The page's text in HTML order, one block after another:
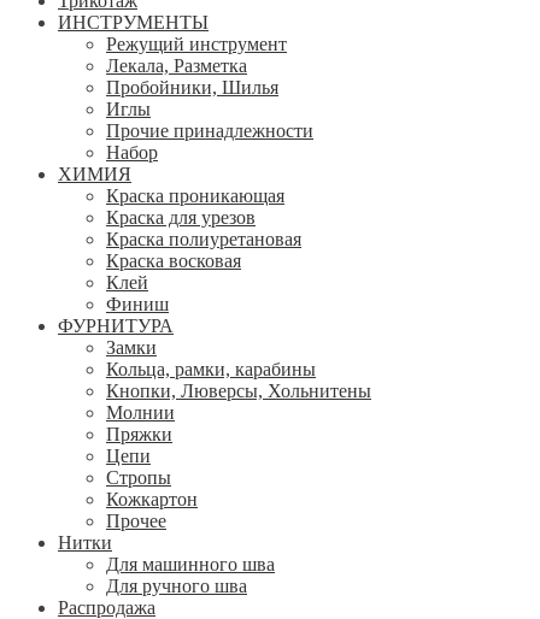
ИНСТРУМЕНТЫ
Режущий инструмент
Лекала, Разметка
Пробойники, Шилья
Иглы
Прочие принадлежности
Набор
ХИМИЯ
Краска проникающая
Краска для урезов
Краска полиуретановая
Краска восковая
Клей
Финиш
ФУРНИТУРА
Замки
Кольца, рамки, карабины
Кнопки, Люверсы, Хольнитены
Молнии
Пряжки
Цепи
Стропы
Кожкартон
Прочее
Нитки
Для машинного шва
Для ручного шва
Распродажа